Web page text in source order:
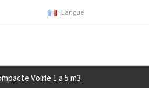
Langue
Voirie 1 a 5 m3